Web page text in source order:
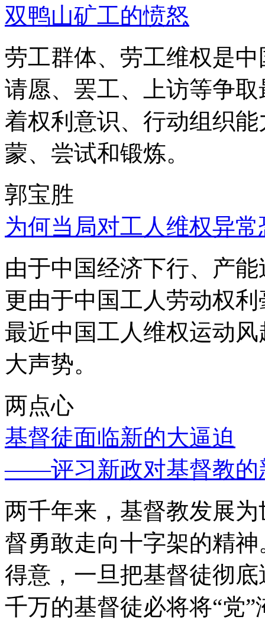
双鸭山矿工的愤怒
劳工群体、劳工维权是
请愿、罢工、上访等争
着权利意识、行动组织
蒙、尝试和锻炼。
郭宝胜
为何当局对工人维权异
由于中国经济下行、产
更由于中国工人劳动权
最近中国工人维权运动
大声势。
两点心
基督徒面临新的大逼迫
——评习新政对基督教的
两千年来，基督教发展
督勇敢走向十字架的精
得意，一旦把基督徒彻
千万的基督徒必将将“党”